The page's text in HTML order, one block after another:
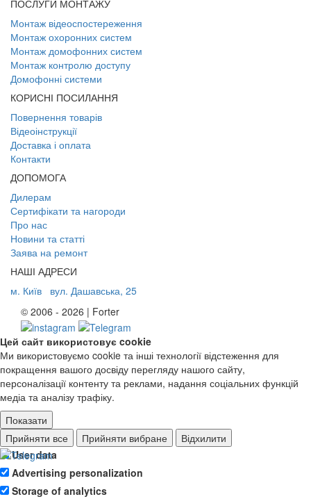
ПОСЛУГИ МОНТАЖУ
Монтаж відеоспостереження
Монтаж охоронних систем
Монтаж домофонних систем
Монтаж контролю доступу
Домофонні системи
КОРИСНІ ПОСИЛАННЯ
Повернення товарів
Відеоінструкції
Доставка і оплата
Контакти
ДОПОМОГА
Дилерам
Сертифікати та нагороди
Про нас
Новини та статті
Заява на ремонт
НАШІ АДРЕСИ
м. Київ
вул. Дашавська, 25
© 2006 - 2026 | Forter
Цей сайт використовує cookie
Ми використовуємо cookie та інші технології відстеження для
покращення вашого досвіду перегляду нашого сайту,
персоналізації контенту та реклами, надання соціальних функцій
медіа та аналізу трафіку.
Показати
Ad storage
User data
Advertising personalization
Storage of analytics
Прийняти все Прийняти вибране Відхилити